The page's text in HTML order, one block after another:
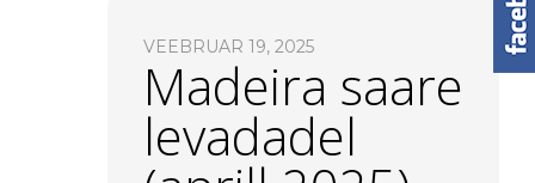
VEEBRUAR 19, 2025
Madeira saare
levadadel